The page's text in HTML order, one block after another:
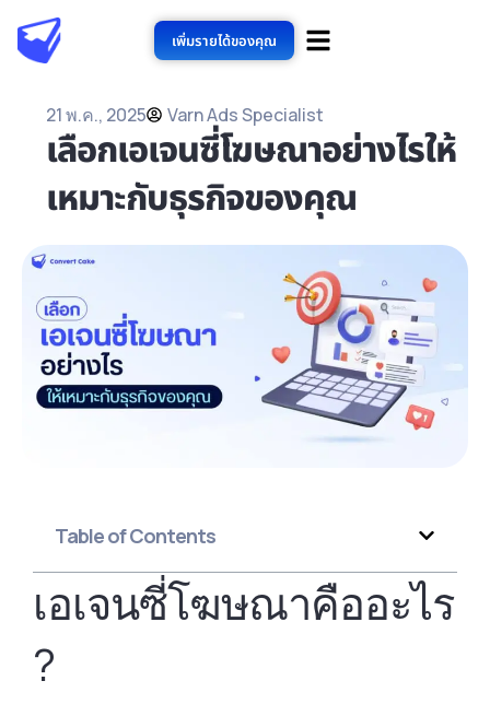
เพิ่มรายได้ของคุณ
21 พ.ค., 2025 Varn Ads Specialist
เลือกเอเจนซี่โฆษณาอย่างไรให้
เหมาะกับธุรกิจของคุณ
Table of Contents
เอเจนซี่โฆษณาคืออะไร
?